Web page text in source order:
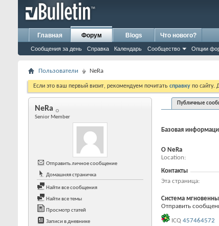
Главная Форум
Сообщения за день Справка Календарь Сообщество Опции
Blogs Что нового?
Пользователи NeRa
Если это ваш первый визит, рекомендуем почитать справку по сайту.
NeRa
Senior Member
Отправить личное сообщение
Домашняя страничка
Найти все сообщения
Найти все темы
Просмотр статей
Записи в дневнике
Публичные
Базовая
О NeRa
Location
Контакты
Эта страница
Система
Отправить
ICQ 457464572